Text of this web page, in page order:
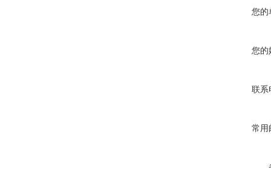
您的
您的
联系
常用